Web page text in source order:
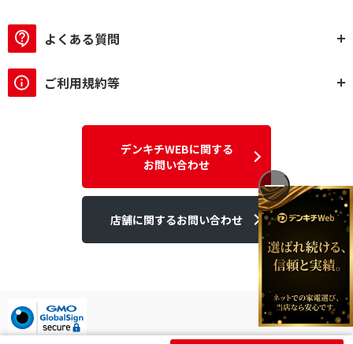
よくある質問
ご利用規約等
デンキチWEBに関する
お問い合わせ
店舗に関するお問い合わせ